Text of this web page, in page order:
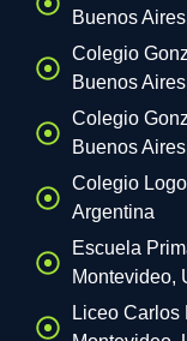
Buenos
Colegio
Buenos
Colegio
Buenos
Colegio
Argentina
Escuela
Montevideo,
Liceo Carlos